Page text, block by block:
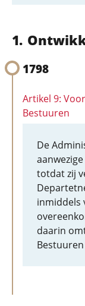
1798
Artikel 9:
Bestuuren
De
totdat zij
inmiddels
daarin